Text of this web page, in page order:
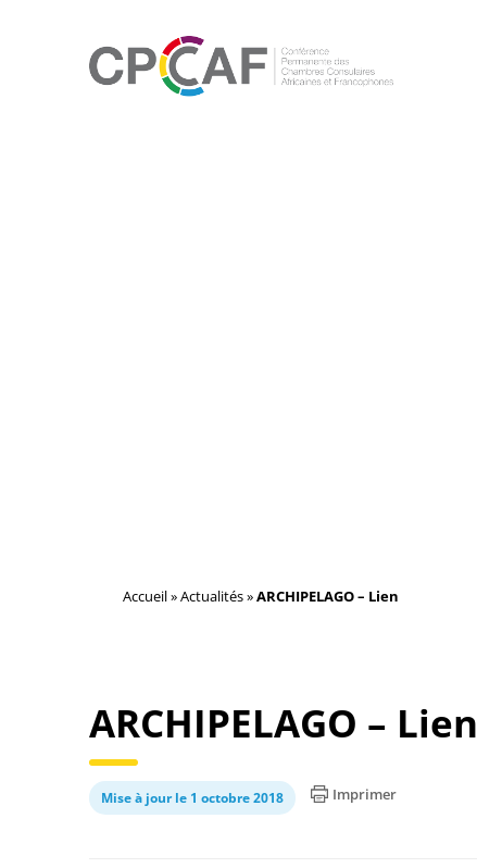
Accueil»Actualités»ARCHIPELAGO – Lien
ARCHIPELAGO – Lien
Mise à jour le 1 octobre 2018 Imprimer